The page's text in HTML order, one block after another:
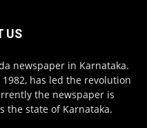
US
newspaper in Karnataka.
has led the revolution
the newspaper is
the state of Karnataka.